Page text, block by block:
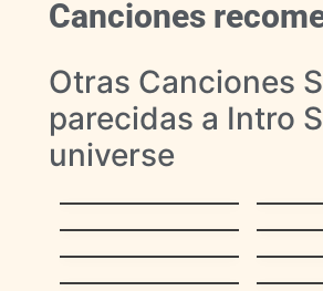
Canciones
Otras Canciones
parecidas a Intro
universe
El Papagayo
La Pulga y El Piojo
Tun, tun
Cuatro pollitos
Con